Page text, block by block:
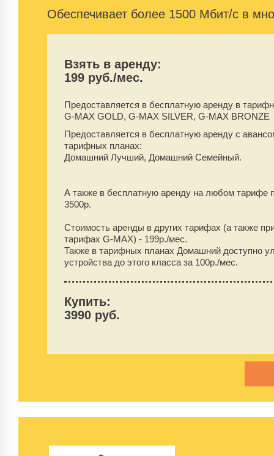
Обеспечивает более 1500 Мбит/с в
Взять в аренду:
199 руб./мес.
Предоставляется в бесплатную аренду в
G-MAX GOLD, G-MAX SILVER, G-MAX BRONZE
Предоставляется в бесплатную аренду с
тарифных планах:
Домашний Лучший, Домашний Семейный.
А также в бесплатную аренду на любом тарифе
3500р.
Стоимость аренды в других тарифах (а также
тарифах G-MAX) - 199р./мес.
Также в тарифных планах Домашний доступно
устройства до этого класса за 100р./мес.
Купить:
3990 руб.